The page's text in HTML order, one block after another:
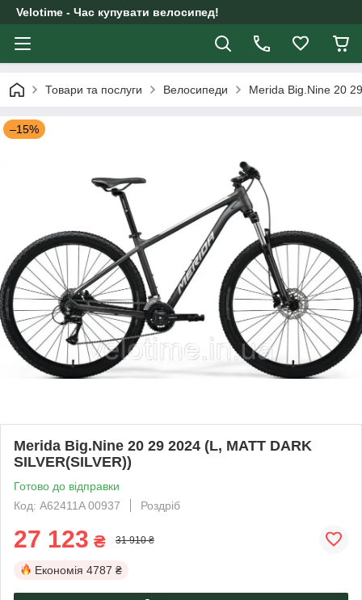
Velotime - Час купувати велосипед!
Товари та послуги Велосипеди Merida Big.Nine 20
–15%
Merida Big.Nine 20 29 2024 (L, MATT DARK
SILVER(SILVER))
Готово до відправки
Код: A62411A 00937
Роздріб
27 123 ₴ 31 910 ₴
Економія 4787 ₴